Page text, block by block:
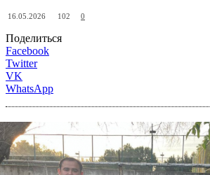
16.05.2026 102 0
Поделиться
Facebook
Twitter
VK
WhatsApp